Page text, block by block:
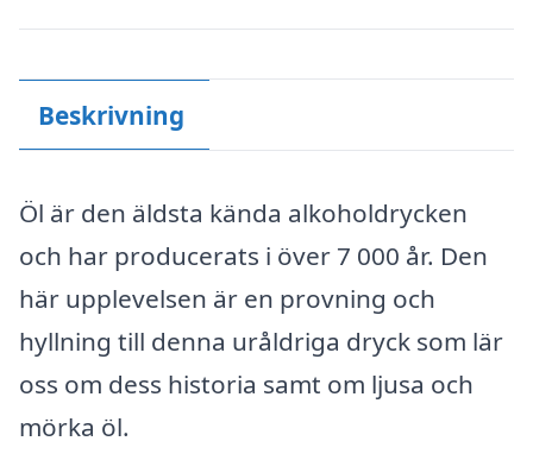
Beskrivning
Öl är den äldsta kända alkoholdrycken
och har producerats i över 7 000 år. Den
här upplevelsen är en provning och
hyllning till denna uråldriga dryck som lär
oss om dess historia samt om ljusa och
mörka öl.